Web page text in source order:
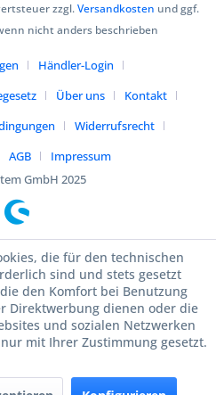
zzgl.Versandkosten und ggf.
nicht anders beschrieben
Händler-Login
Über uns
Kontakt
Widerrufsrecht
AGB
Impressum
GmbH 2025
die für den technischen
sind und stets gesetzt
den Komfort bei Benutzung
Direktwerbung dienen oder die
und sozialen Netzwerken
mit Ihrer Zustimmung gesetzt.